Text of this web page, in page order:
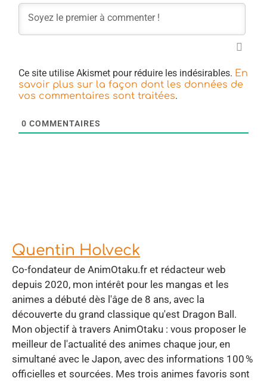
Ce site utilise Akismet pour réduire les indésirables. En
savoir plus sur la façon dont les données de
vos commentaires sont traitées.
0 COMMENTAIRES
Quentin Holveck
Co-fondateur de AnimOtaku.fr et rédacteur web
depuis 2020, mon intérêt pour les mangas et les
animes a débuté dès l'âge de 8 ans, avec la
découverte du grand classique qu'est Dragon Ball.
Mon objectif à travers AnimOtaku : vous proposer le
meilleur de l'actualité des animes chaque jour, en
simultané avec le Japon, avec des informations 100 %
officielles et sourcées. Mes trois animes favoris sont